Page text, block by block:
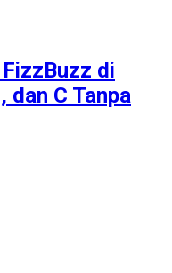
di
C Tanpa